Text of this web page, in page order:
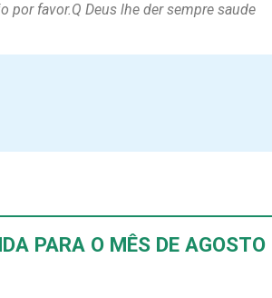
por favor.Q Deus lhe der sempre saude
PARA O MÊS DE AGOSTO